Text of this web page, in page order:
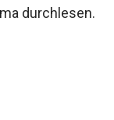
durchlesen.